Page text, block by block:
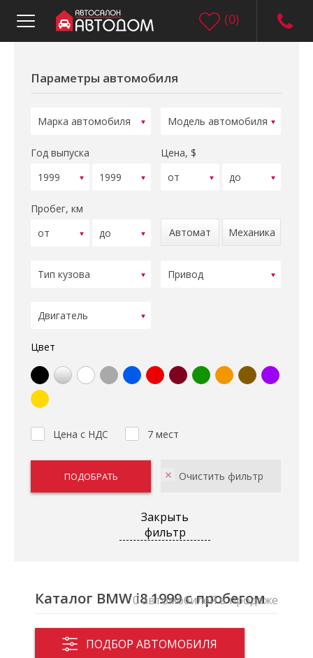
(0)
Параметры автомобиля
Год выпуска Цена, $
Пробег, км
Автомат
Механика
Цвет
Цена с НДС 7 мест
Закрыть
фильтр
Каталог BMW i8 1999 с пробегом
ПОДБОР АВТОМОБИЛЯ
0 автомобилей в продаже